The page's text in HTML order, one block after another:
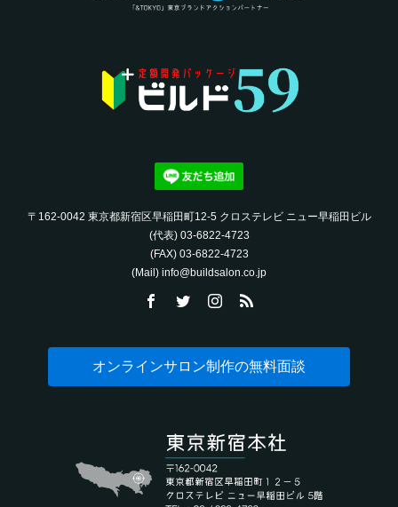
〒162-0042 東京都新宿区早稲田町12-5 クロステレビ ニュー早稲田ビル
(代表) 03-6822-4723‬
(FAX) 03-6822-4723‬
(Mail) info@buildsalon.co.jp
オンラインサロン制作の無料面談